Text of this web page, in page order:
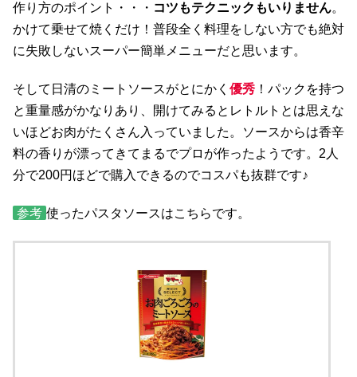
作り方のポイント・・・ コツもテクニックもいりません。
かけて乗せて焼くだけ！普段全く料理をしない方でも絶対
に失敗しないスーパー簡単メニューだと思います。
そして日清のミートソースがとにかく 優秀 ！パックを持つ
と重量感がかなりあり、開けてみるとレトルトとは思えな
いほどお肉がたくさん入っていました。ソースからは香辛
料の香りが漂ってきてまるでプロが作ったようです。2人
分で200円ほどで購入できるのでコスパも抜群です♪
参考 使ったパスタソースはこちらです。